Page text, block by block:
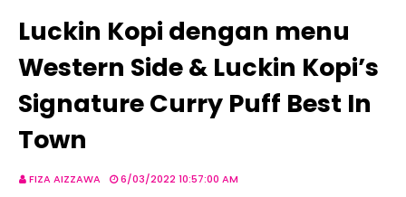
Luckin Kopi dengan menu
Western Side & Luckin Kopi’s
Signature Curry Puff Best In
Town
FIZA AIZZAWA 6/03/2022 10:57:00 AM